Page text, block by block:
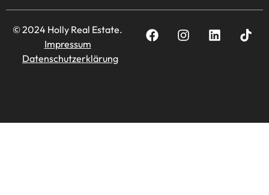
© 2024 Holly Real Estate.
Impressum
Datenschutzerklärung